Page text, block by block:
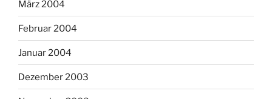
März 2004
Februar 2004
Januar 2004
Dezember 2003